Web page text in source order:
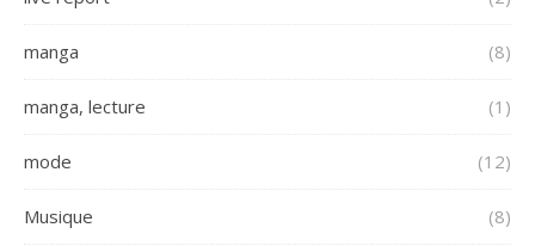
manga (8)
manga, lecture (1)
mode (12)
Musique (8)